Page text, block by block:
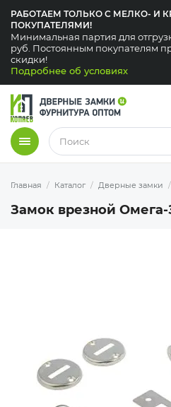
РАБОТАЕМ ТОЛЬКО С МЕЛКО- И
ПОКУПАТЕЛЯМИ!
Минимальная партия для
руб. Постоянным покупателям
скидки!
Подробнее об условиях
Меню
Главная Каталог Дверные замки
Замок врезной Омега-